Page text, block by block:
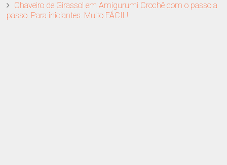
Chaveiro de Girassol em Amigurumi Crochê com o passo a
passo. Para iniciantes. Muito FÁCIL!